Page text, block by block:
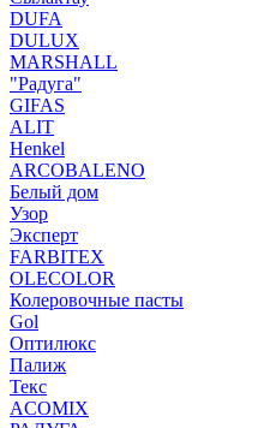
DUFA
DULUX
MARSHALL
"Радуга"
GIFAS
ALIT
Henkel
ARCOBALENO
Белый дом
Узор
Эксперт
FARBITEX
OLECOLOR
Колеровочные пасты
Gol
Оптилюкс
Палиж
Текс
ACOMIX